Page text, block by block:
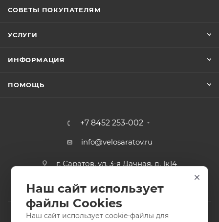
СОВЕТЫ ПОКУПАТЕЛЯМ
УСЛУГИ
ИНФОРМАЦИЯ
ПОМОЩЬ
+7 8452 253-002
info@velosaratov.ru
г. Саратов, ул. 3-я Дачная, д. 1к14
Наш сайт использует
файлы Cookies
Наш сайт использует cookie-файлы для